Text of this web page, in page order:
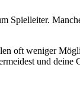
Spielleiter.
oft weniger
und deine